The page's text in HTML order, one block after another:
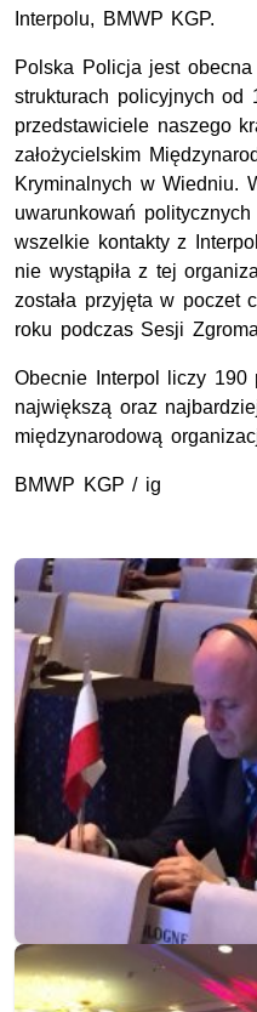
Interpolu, BMWP KGP.
Polska Policja jest
strukturach policyjnych od
przedstawiciele naszego
założycielskim
Kryminalnych w Wiedniu.
uwarunkowań
wszelkie kontakty z
nie wystąpiła z tej
została przyjęta w poczet
roku podczas Sesji
Obecnie Interpol liczy 190
największą oraz
międzynarodową
BMWP KGP / ig